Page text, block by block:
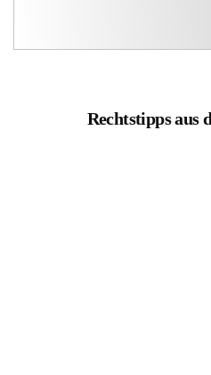
Rechtstipps aus